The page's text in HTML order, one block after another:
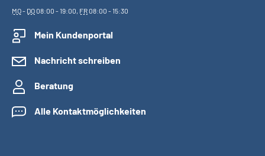
MO- DO08:00 - 19:00, FR08:00 - 15:30
Mein Kundenportal
Nachricht schreiben
Beratung
Alle Kontaktmöglichkeiten